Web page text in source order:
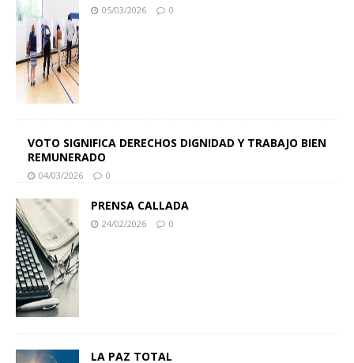
05/03/2026 0
VOTO SIGNIFICA DERECHOS DIGNIDAD Y TRABAJO BIEN
REMUNERADO
04/03/2026 0
PRENSA CALLADA
24/02/2026 0
LA PAZ TOTAL